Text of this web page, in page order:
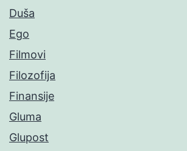
Duša
Ego
Filmovi
Filozofija
Finansije
Gluma
Glupost